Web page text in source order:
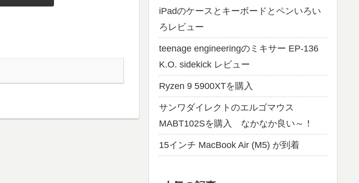
iPadのケースとキーボードとペンいろい
ろレビュー
teenage engineeringのミキサー EP-136
K.O. sidekick レビュー
Ryzen 9 5900XTを購入
サンワダイレクトのエルゴマウス
MABT102Sを購入 なかなか良い～！
15インチ MacBook Air (M5) が到着